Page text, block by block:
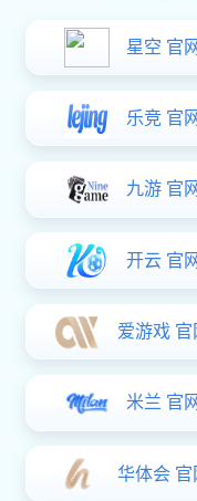
州隆重召开。
作为行
引了逾千人齐聚羊城
会上，中国建筑金
——暨首选品牌、年度
称“AL-Survey”)